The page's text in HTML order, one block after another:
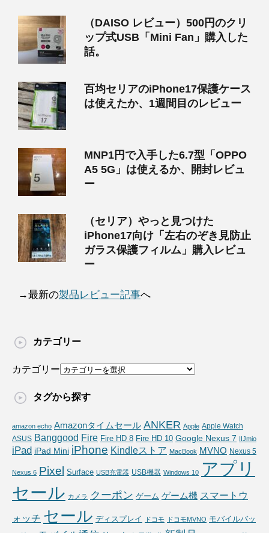
（DAISO レビュー）500円のクリ
ップ式USB「Mini Fan」購入した
話。
百均セリアのiPhone17保護ケース
は使えたか、1週間目のレビュー
MNP1円で入手した6.7型「OPPO
A5 5G」は使えるか、開封レビュ
ー
（セリア）やっと見つけた
iPhone17向け「左右のぞき見防止
ガラス保護フィルム」購入レビュ
ー
→最新の製品レビュー記事へ
カテゴリー
カテゴリー
タグから探す
amazon echo Amazonタイムセール ANKER Apple Apple Watch
ASUS Banggood Fire Fire HD 8 Fire HD 10 Google Nexus 7 IIJmio
iPad iPad Mini iPhone Kindleストア MacBook MVNO Nexus 5
Nexus 6 Pixel Surface USB充電器 USB機器 Windows 10 アプリ
セール カメラ クーポン ゲーム ゲーム機 スマートウ
ォッチ セール ディスプレイ ドコモ ドコモMVNO モバイルバッ